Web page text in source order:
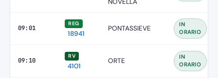
09:01
REG
18941
PONTASSIEVE
IN
ORARIO
09:10
RV
4101
ORTE
IN
ORARIO